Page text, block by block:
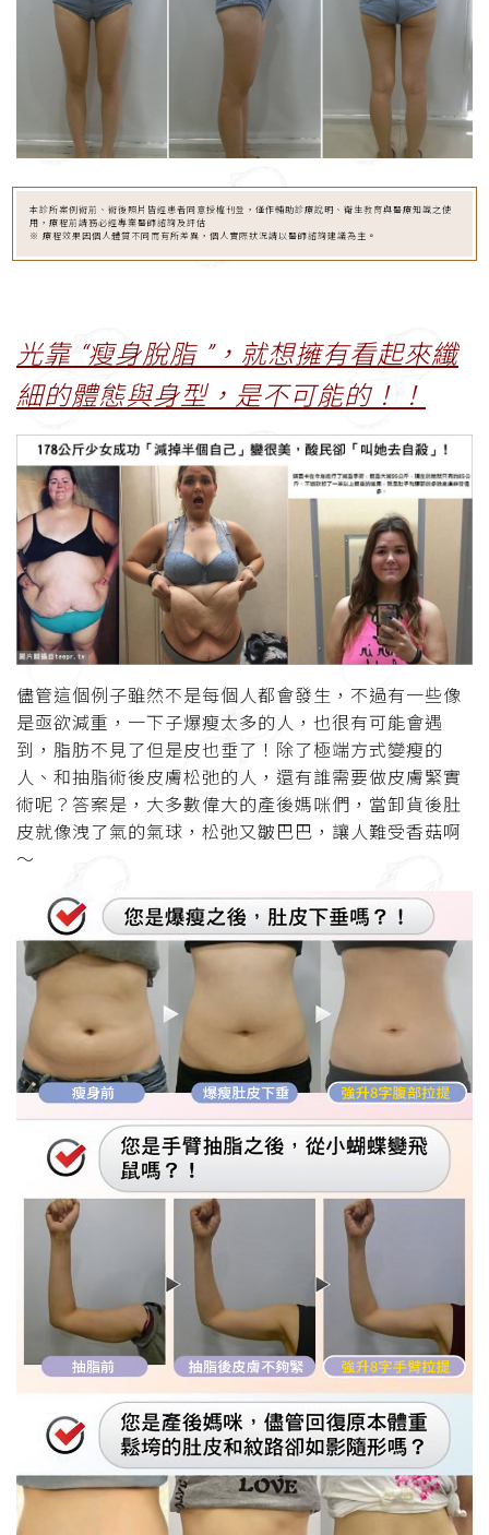
本診所案例術前、術後照片皆經患者同意授權刊登，僅作輔助診療說明、衛生教育與醫療知識之使
用，療程前請務必經專業醫師諮詢及評估
※ 療程效果因個人體質不同而有所差異，個人實際狀況請以醫師諮詢建議為主。
光靠 “瘦身脫脂 ”，就想擁有看起來纖
細的體態與身型，是不可能的！！
儘管這個例子雖然不是每個人都會發生，不過有一些像
是亟欲減重，一下子爆瘦太多的人，也很有可能會遇
到，脂肪不見了但是皮也垂了！除了極端方式變瘦的
人、和抽脂術後皮膚松弛的人，還有誰需要做皮膚緊實
術呢？答案是，大多數偉大的產後媽咪們，當卸貨後肚
皮就像洩了氣的氣球，松弛又皺巴巴，讓人難受香菇啊
～